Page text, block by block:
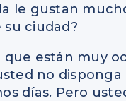
le gustan
ciudad?
están muy
no
días. Pero